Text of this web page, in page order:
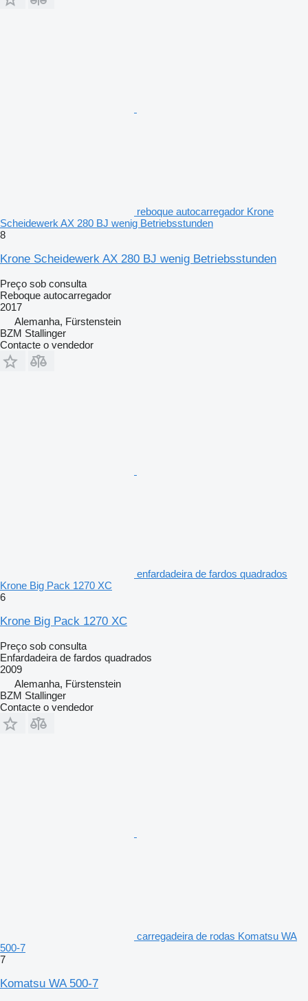
reboque autocarregador Krone
Scheidewerk AX 280 BJ wenig Betriebsstunden
8
Krone Scheidewerk AX 280 BJ wenig Betriebsstunden
Preço sob consulta
Reboque autocarregador
2017
Alemanha, Fürstenstein
BZM Stallinger
Contacte o vendedor
enfardadeira de fardos quadrados
Krone Big Pack 1270 XC
6
Krone Big Pack 1270 XC
Preço sob consulta
Enfardadeira de fardos quadrados
2009
Alemanha, Fürstenstein
BZM Stallinger
Contacte o vendedor
carregadeira de rodas Komatsu WA
500-7
7
Komatsu WA 500-7